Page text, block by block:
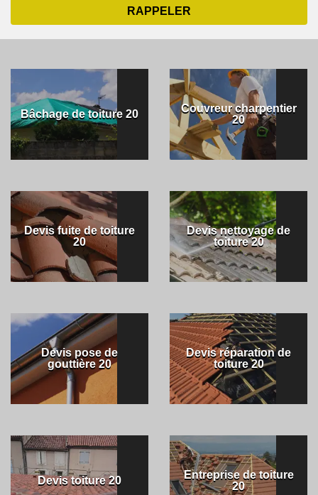
Bâchage de toiture 20
Couvreur charpentier
20
Devis fuite de toiture
20
Devis nettoyage de
toiture 20
Devis pose de
gouttière 20
Devis réparation de
toiture 20
Devis toiture 20
Entreprise de toiture
20